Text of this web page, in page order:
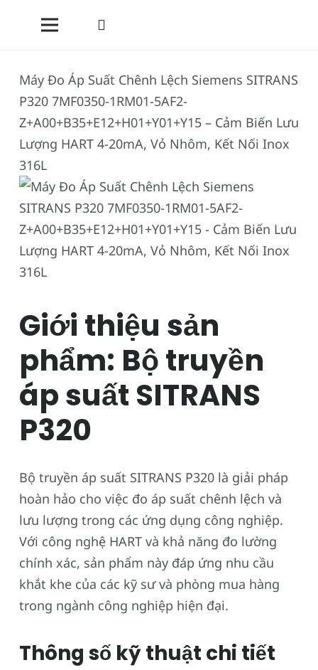
Máy Đo Áp Suất Chênh Lệch Siemens SITRANS
P320 7MF0350-1RM01-5AF2-
Z+A00+B35+E12+H01+Y01+Y15 – Cảm Biến Lưu
Lượng HART 4-20mA, Vỏ Nhôm, Kết Nối Inox
316L
Giới thiệu sản
phẩm: Bộ truyền
áp suất SITRANS
P320
Bộ truyền áp suất SITRANS P320 là giải pháp
hoàn hảo cho việc đo áp suất chênh lệch và
lưu lượng trong các ứng dụng công nghiệp.
Với công nghệ HART và khả năng đo lường
chính xác, sản phẩm này đáp ứng nhu cầu
khắt khe của các kỹ sư và phòng mua hàng
trong ngành công nghiệp hiện đại.
Thông số kỹ thuật chi tiết